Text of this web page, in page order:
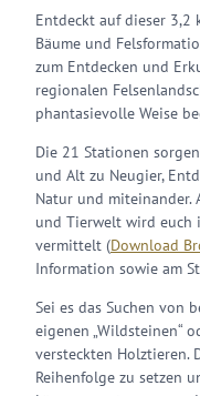
Entdeckt auf dieser 3,2
Bäume und
zum Entdecken und
regionalen
phantasievolle Weise
Die 21 Stationen
und Alt zu Neugier,
Natur und miteinander.
und Tierwelt wird euch
vermittelt (Download
Information sowie am
Sei es das Suchen von
eigenen „Wildsteinen“
versteckten Holztieren.
Reihenfolge zu setzen